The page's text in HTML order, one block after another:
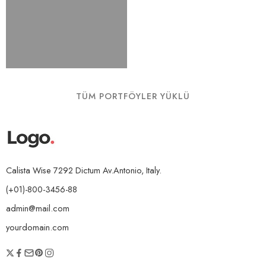
TÜM PORTFÖYLER YÜKLÜ
Calista Wise 7292 Dictum Av.Antonio, Italy.
(+01)-800-3456-88
admin@mail.com
yourdomain.com